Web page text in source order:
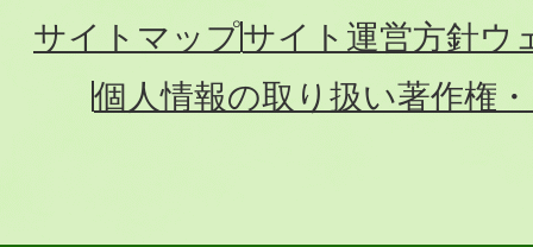
サイトマップサイト運営方針ウ
個人情報の取り扱い著作権